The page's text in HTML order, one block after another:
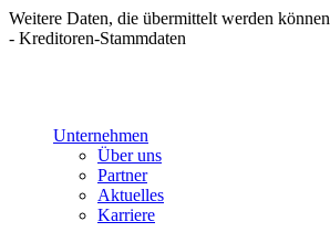
Weitere Daten, die übermittelt werden können
- Kreditoren-Stammdaten
Unternehmen
Über uns
Partner
Aktuelles
Karriere